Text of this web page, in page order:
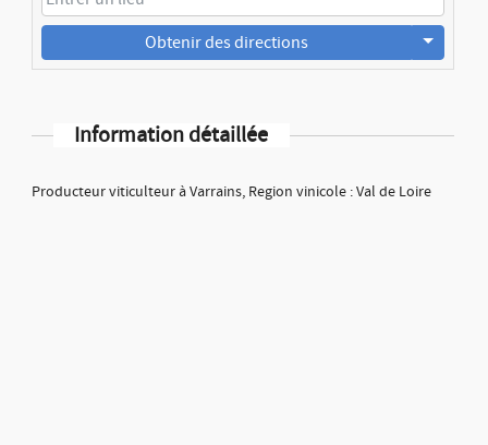
Obtenir des directions
Information détaillée
Producteur viticulteur à Varrains, Region vinicole : Val de Loire